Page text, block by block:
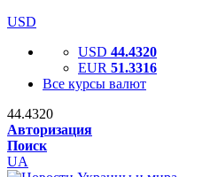
USD
USD 44.4320
EUR 51.3316
Все курсы валют
44.4320
Авторизация
Поиск
UA